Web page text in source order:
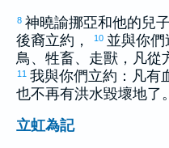
8 神曉諭挪亞和他的兒
後裔立約，
10 並與你
鳥、牲畜、走獸，凡從
11 我與你們立約：凡有
也不再有洪水毀壞地了
立虹為記